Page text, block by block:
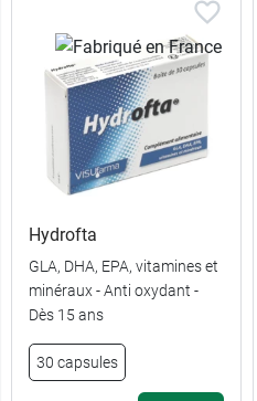
Hydrofta
GLA, DHA, EPA, vitamines et
minéraux - Anti oxydant -
Dès 15 ans
30 capsules